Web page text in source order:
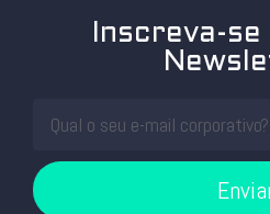
Inscreva-